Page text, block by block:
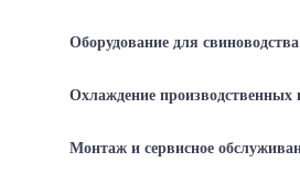
Оборудование для свиноводства
Охлаждение
Монтаж и сервисное